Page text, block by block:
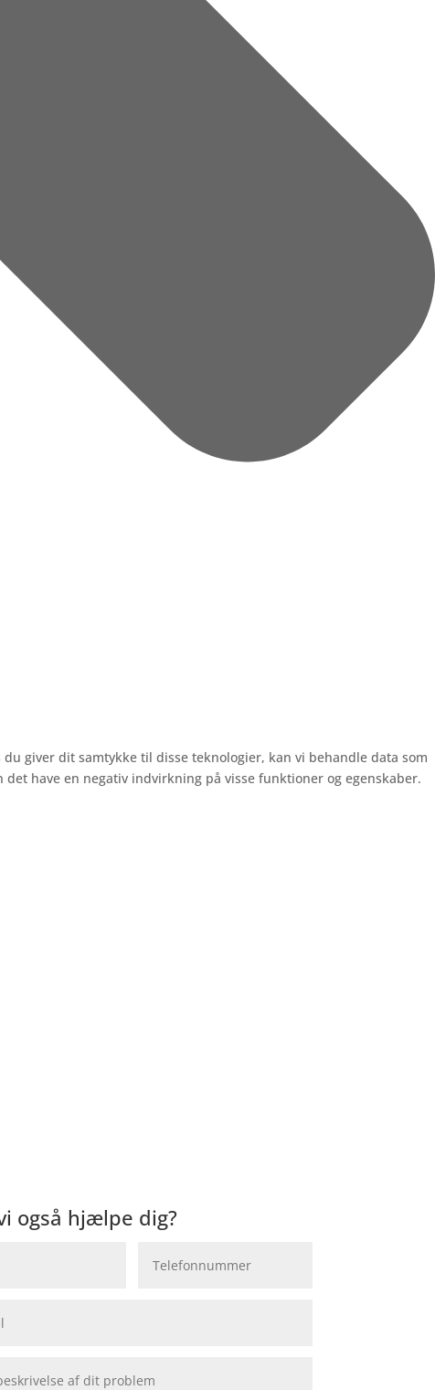
giver dit samtykke til disse teknologier, kan vi behandle data som
have en negativ indvirkning på visse funktioner og egenskaber.
også hjælpe dig?